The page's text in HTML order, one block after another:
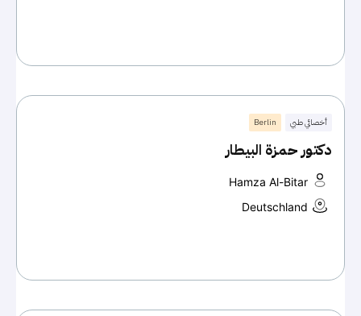
أخصائي طبي Berlin
دكتور حمزة البيطار
Hamza Al-Bitar
Deutschland